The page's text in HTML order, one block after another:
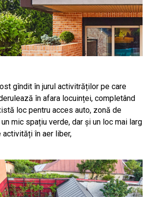
gîndit în jurul activitrăților pe care
în afara locuinței, completând
loc pentru acces auto, zonă de
mic spațiu verde, dar și un loc mai larg
activități în aer liber,